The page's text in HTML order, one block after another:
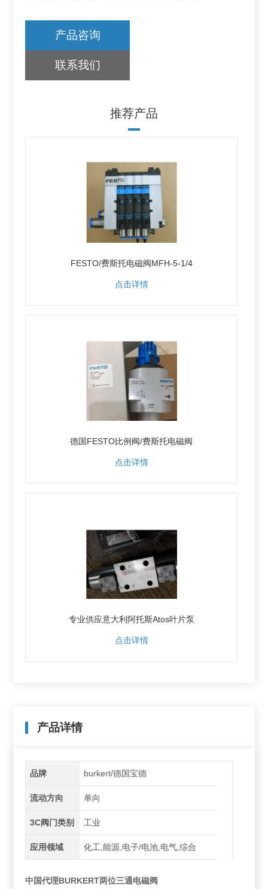
产品咨询
联系我们
推荐产品
FESTO/费斯托电磁阀MFH-5-1/4
点击详情
德国FESTO比例阀/费斯托电磁阀
点击详情
专业供应意大利阿托斯Atos叶片泵
点击详情
产品详情
品牌 burkert/德国宝德
流动方向 单向
3C阀门类别 工业
应用领域 化工,能源,电子/电池,电气,综合
中国代理BURKERT两位三通电磁阀